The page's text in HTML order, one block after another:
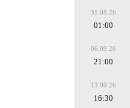
31.08.26
01:00
06.09.26
21:00
13.09.26
16:30